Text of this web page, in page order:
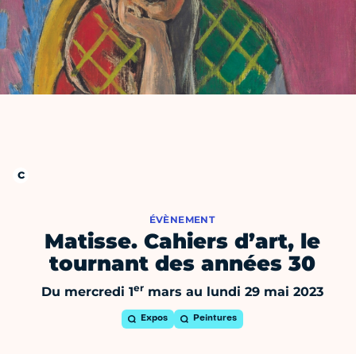
ÉVÈNEMENT
Matisse. Cahiers d’art, le
tournant des années 30
Du mercredi 1ermars au lundi 29 mai 2023
Expos Peintures